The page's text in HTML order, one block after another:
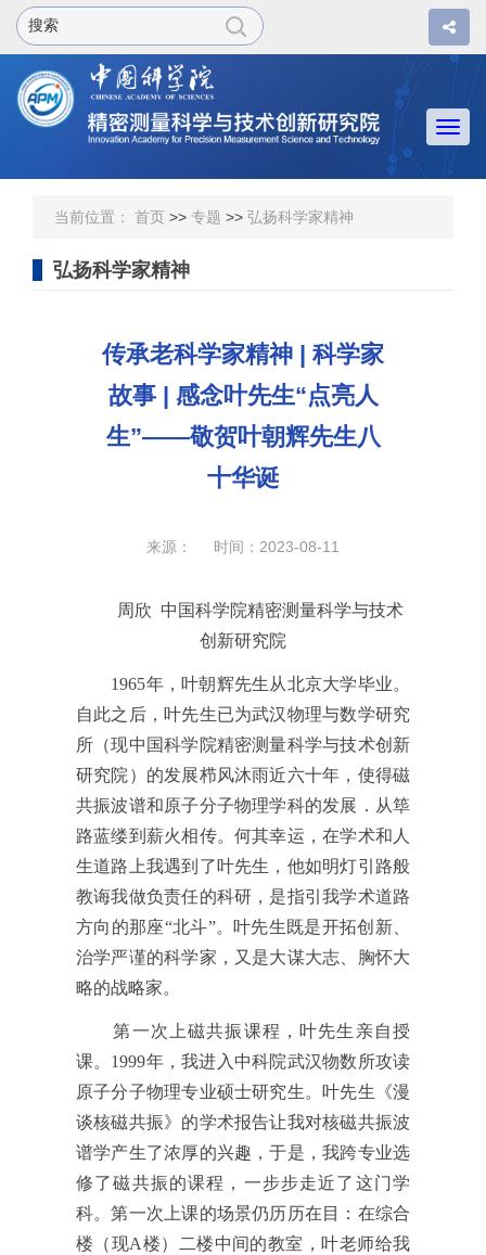
当前位置： 首页 >> 专题 >> 弘扬科学家精神
弘扬科学家精神
传承老科学家精神 | 科学家
故事 | 感念叶先生“点亮人
生”——敬贺叶朝辉先生八
十华诞
来源： 时间：2023-08-11
周欣 中国科学院精密测量科学与技术
创新研究院
1965年，叶朝辉先生从北京大学毕业。
自此之后，叶先生已为武汉物理与数学研究
所（现中国科学院精密测量科学与技术创新
研究院）的发展栉风沐雨近六十年，使得磁
共振波谱和原子分子物理学科的发展．从筚
路蓝缕到薪火相传。何其幸运，在学术和人
生道路上我遇到了叶先生，他如明灯引路般
教诲我做负责任的科研，是指引我学术道路
方向的那座“北斗”。叶先生既是开拓创新、
治学严谨的科学家，又是大谋大志、胸怀大
略的战略家。
第一次上磁共振课程，叶先生亲自授
课。 1999年，我进入中科院武汉物数所攻读
原子分子物理专业硕士研究生。叶先生《漫
谈核磁共振》的学术报告让我对核磁共振波
谱学产生了浓厚的兴趣，于是，我跨专业选
修了磁共振的课程，一步步走近了这门学
科。第一次上课的场景仍历历在目：在综合
楼（现A楼）二楼中间的教室，叶老师给我